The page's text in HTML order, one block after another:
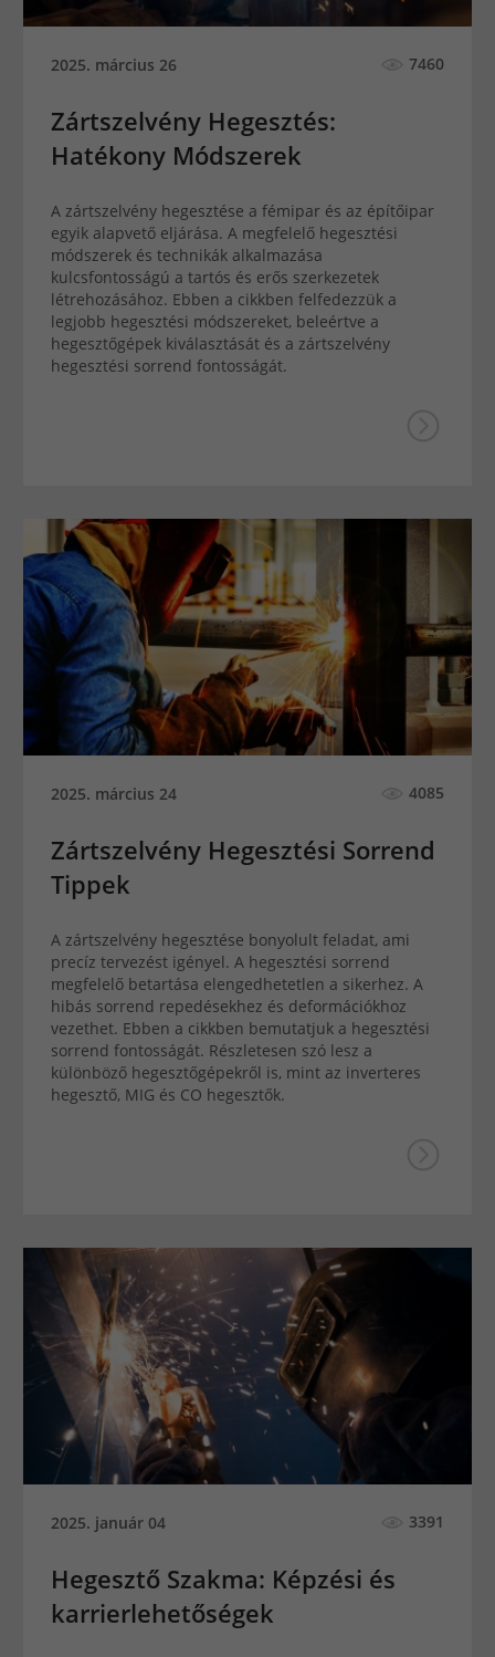
2025. március 26 7460
Zártszelvény Hegesztés:
Hatékony Módszerek
A zártszelvény hegesztése a fémipar és az építőipar
egyik alapvető eljárása. A megfelelő hegesztési
módszerek és technikák alkalmazása
kulcsfontosságú a tartós és erős szerkezetek
létrehozásához. Ebben a cikkben felfedezzük a
legjobb hegesztési módszereket, beleértve a
hegesztőgépek kiválasztását és a zártszelvény
hegesztési sorrend fontosságát.
2025. március 24 4085
Zártszelvény Hegesztési Sorrend
Tippek
A zártszelvény hegesztése bonyolult feladat, ami
precíz tervezést igényel. A hegesztési sorrend
megfelelő betartása elengedhetetlen a sikerhez. A
hibás sorrend repedésekhez és deformációkhoz
vezethet. Ebben a cikkben bemutatjuk a hegesztési
sorrend fontosságát. Részletesen szó lesz a
különböző hegesztőgépekről is, mint az inverteres
hegesztő, MIG és CO hegesztők.
2025. január 04 3391
Hegesztő Szakma: Képzési és
karrierlehetőségek